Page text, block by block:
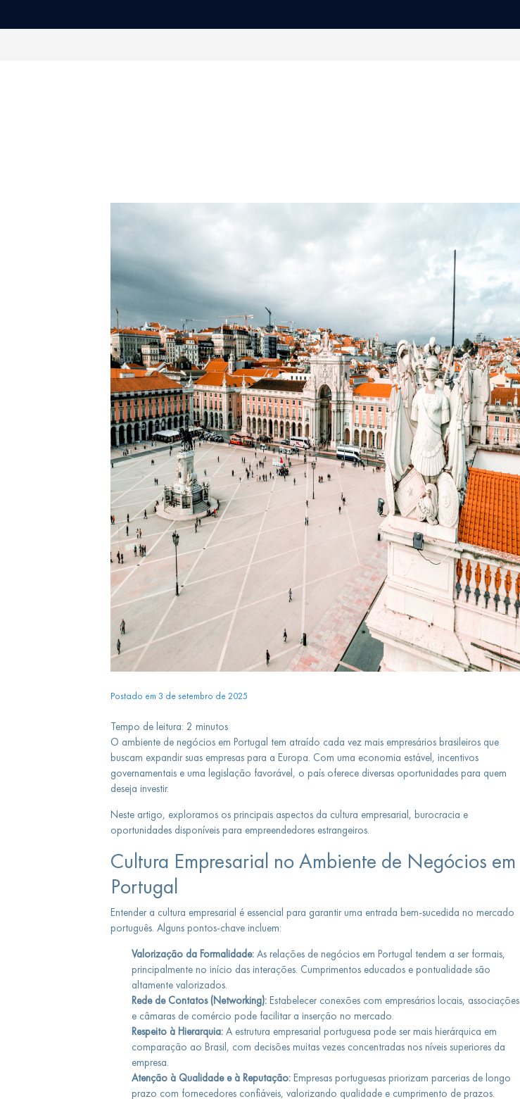
Postado em 3 de setembro de 2025
Tempo de leitura: 2 minutos
O ambiente de negócios em Portugal tem atraído cada vez mais empresários brasileiros que
buscam expandir suas empresas para a Europa. Com uma economia estável, incentivos
governamentais e uma legislação favorável, o país oferece diversas oportunidades para quem
deseja investir.
Neste artigo, exploramos os principais aspectos da cultura empresarial, burocracia e
oportunidades disponíveis para empreendedores estrangeiros.
Cultura Empresarial no Ambiente de Negócios em
Portugal
Entender a cultura empresarial é essencial para garantir uma entrada bem-sucedida no mercado
português. Alguns pontos-chave incluem:
Valorização da Formalidade:As relações de negócios em Portugal tendem a ser formais,
principalmente no início das interações. Cumprimentos educados e pontualidade são
altamente valorizados.
Rede de Contatos (Networking):Estabelecer conexões com empresários locais, associações
e câmaras de comércio pode facilitar a inserção no mercado.
Respeito à Hierarquia:A estrutura empresarial portuguesa pode ser mais hierárquica em
comparação ao Brasil, com decisões muitas vezes concentradas nos níveis superiores da
empresa.
Atenção à Qualidade e à Reputação:Empresas portuguesas priorizam parcerias de longo
prazo com fornecedores confiáveis, valorizando qualidade e cumprimento de prazos.